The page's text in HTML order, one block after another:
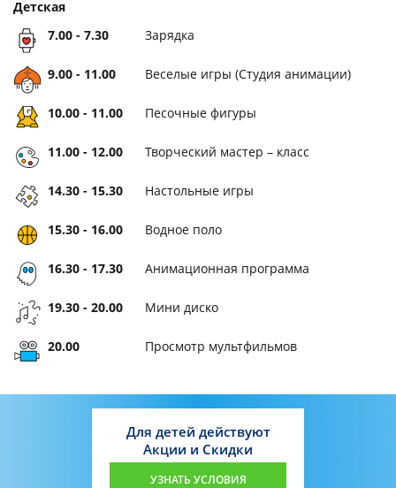
Детская
7.00 - 7.30
Зарядка
9.00 - 11.00 Веселые игры (Студия анимации)
10.00 - 11.00 Песочные фигуры
11.00 - 12.00 Творческий мастер – класс
14.30 - 15.30 Настольные игры
15.30 - 16.00 Водное поло
16.30 - 17.30 Анимационная программа
19.30 - 20.00 Мини диско
20.00 Просмотр мультфильмов
Для детей действуют
Акции и Скидки
УЗНАТЬ УСЛОВИЯ